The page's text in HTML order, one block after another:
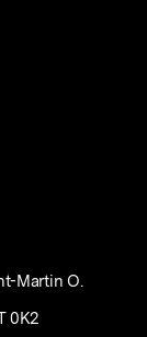
Martin O.
0K2